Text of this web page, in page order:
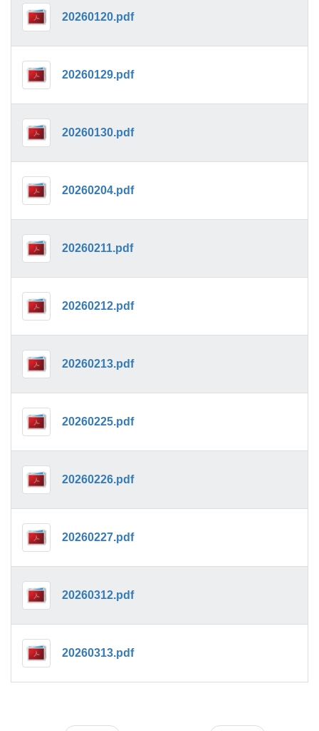
20260120.pdf
20260129.pdf
20260130.pdf
20260204.pdf
20260211.pdf
20260212.pdf
20260213.pdf
20260225.pdf
20260226.pdf
20260227.pdf
20260312.pdf
20260313.pdf